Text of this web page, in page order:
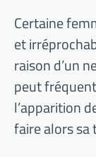
Certaine
et
raison d’un
peut
l’apparition
faire alors